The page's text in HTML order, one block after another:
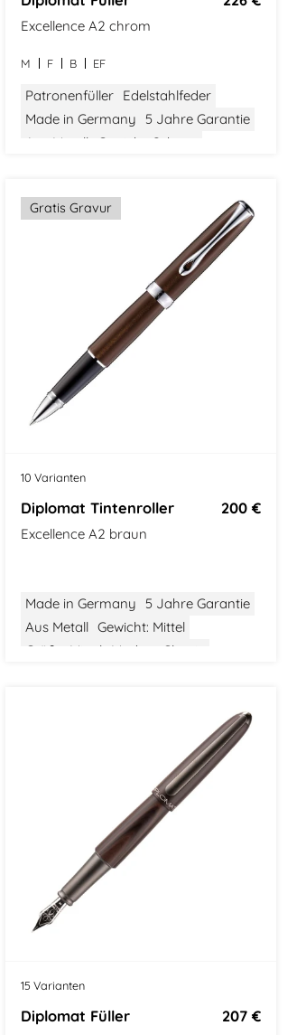
Excellence A2 chrom
M F B EF
Patronenfüller Edelstahlfeder
Made in Germany
5 Jahre Garantie
Aus Metall
Gewicht: Schwer
Gratis Gravur
10 Varianten
Diplomat Tintenroller 200 €
Excellence A2 braun
Made in Germany
5 Jahre Garantie
Aus Metall Gewicht: Mittel
Größe: Mittel Modern Classic
15 Varianten
Diplomat Füller 207 €